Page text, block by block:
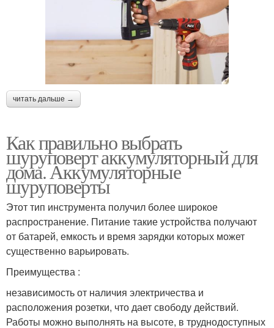
читать дальше →
Как правильно выбрать
шуруповерт аккумуляторный для
дома. Аккумуляторные
шуруповерты
Этот тип инструмента получил более широкое
распространение. Питание такие устройства получают
от батарей, емкость и время зарядки которых может
существенно варьировать.
Преимущества :
независимость от наличия электричества и
расположения розетки, что дает свободу действий.
Работы можно выполнять на высоте, в труднодоступных